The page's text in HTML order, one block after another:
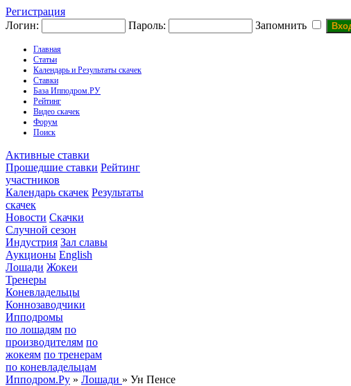
Регистрация
Логин:
Пароль: Запомнить
Главная
Статьи
Календарь и Результаты скачек
Ставки
База Ипподром.РУ
Рейтинг
Видео скачек
Форум
Поиск
Активные ставки
Прошедшие ставки Рейтинг
участников
Календарь скачек Результаты
скачек
Новости Скачки
Случной сезон
Индустрия Зал славы
Аукционы English
Лошади Жокеи
Тренеры
Коневладельцы
Коннозаводчики
Ипподромы
по лошадям по
производителям по
жокеям по тренерам
по коневладельцам
Ипподром.Ру » Лошади » Ун Пенсе